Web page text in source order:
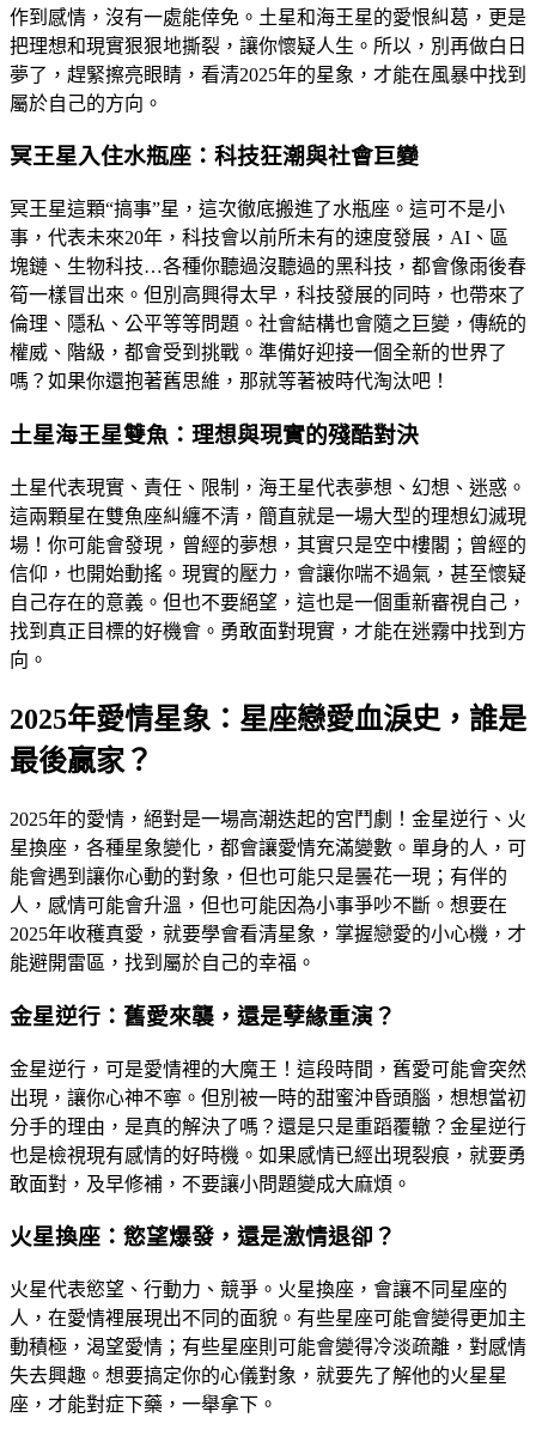
作到感情，沒有一處能倖免。土星和海王星的愛恨糾葛，更是
把理想和現實狠狠地撕裂，讓你懷疑人生。所以，別再做白日
夢了，趕緊擦亮眼睛，看清2025年的星象，才能在風暴中找到
屬於自己的方向。
冥王星入住水瓶座：科技狂潮與社會巨變
冥王星這顆“搞事”星，這次徹底搬進了水瓶座。這可不是小
事，代表未來20年，科技會以前所未有的速度發展，AI、區
塊鏈、生物科技…各種你聽過沒聽過的黑科技，都會像雨後春
筍一樣冒出來。但別高興得太早，科技發展的同時，也帶來了
倫理、隱私、公平等等問題。社會結構也會隨之巨變，傳統的
權威、階級，都會受到挑戰。準備好迎接一個全新的世界了
嗎？如果你還抱著舊思維，那就等著被時代淘汰吧！
土星海王星雙魚：理想與現實的殘酷對決
土星代表現實、責任、限制，海王星代表夢想、幻想、迷惑。
這兩顆星在雙魚座糾纏不清，簡直就是一場大型的理想幻滅現
場！你可能會發現，曾經的夢想，其實只是空中樓閣；曾經的
信仰，也開始動搖。現實的壓力，會讓你喘不過氣，甚至懷疑
自己存在的意義。但也不要絕望，這也是一個重新審視自己，
找到真正目標的好機會。勇敢面對現實，才能在迷霧中找到方
向。
2025年愛情星象：星座戀愛血淚史，誰是
最後贏家？
2025年的愛情，絕對是一場高潮迭起的宮鬥劇！金星逆行、火
星換座，各種星象變化，都會讓愛情充滿變數。單身的人，可
能會遇到讓你心動的對象，但也可能只是曇花一現；有伴的
人，感情可能會升溫，但也可能因為小事爭吵不斷。想要在
2025年收穫真愛，就要學會看清星象，掌握戀愛的小心機，才
能避開雷區，找到屬於自己的幸福。
金星逆行：舊愛來襲，還是孽緣重演？
金星逆行，可是愛情裡的大魔王！這段時間，舊愛可能會突然
出現，讓你心神不寧。但別被一時的甜蜜沖昏頭腦，想想當初
分手的理由，是真的解決了嗎？還是只是重蹈覆轍？金星逆行
也是檢視現有感情的好時機。如果感情已經出現裂痕，就要勇
敢面對，及早修補，不要讓小問題變成大麻煩。
火星換座：慾望爆發，還是激情退卻？
火星代表慾望、行動力、競爭。火星換座，會讓不同星座的
人，在愛情裡展現出不同的面貌。有些星座可能會變得更加主
動積極，渴望愛情；有些星座則可能會變得冷淡疏離，對感情
失去興趣。想要搞定你的心儀對象，就要先了解他的火星星
座，才能對症下藥，一舉拿下。